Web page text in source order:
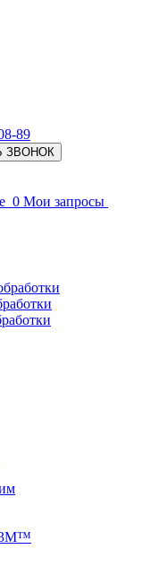
89
ЗВОНОК
0 Мои запросы
3M™